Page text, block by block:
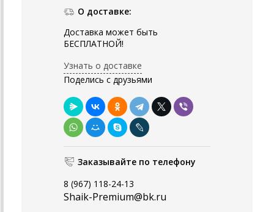
О доставке:
Доставка может быть
БЕСПЛАТНОЙ!
Узнать о доставке
Поделись с друзьями
Заказывайте по телефону
8 (967) 118-24-13
Shaik-Premium@bk.ru